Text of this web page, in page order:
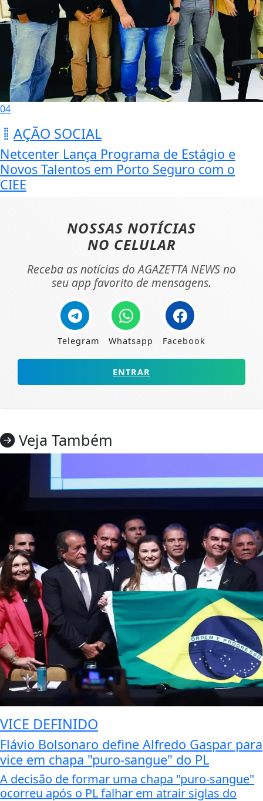
04
AÇÃO SOCIAL
Netcenter Lança Programa de Estágio e
Novos Talentos em Porto Seguro com o
CIEE
NOSSAS NOTÍCIAS
NO CELULAR
Receba as notícias do AGAZETTA NEWS no
seu app favorito de mensagens.
Telegram Whatsapp Facebook
ENTRAR
Veja Também
VICE DEFINIDO
Flávio Bolsonaro define Alfredo Gaspar para
vice em chapa "puro-sangue" do PL
A decisão de formar uma chapa "puro-sangue"
ocorreu após o PL falhar em atrair siglas do